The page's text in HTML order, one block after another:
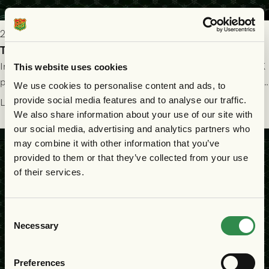
This website uses cookies
We use cookies to personalise content and ads, to
provide social media features and to analyse our traffic.
We also share information about your use of our site with
our social media, advertising and analytics partners who
may combine it with other information that you’ve
provided to them or that they’ve collected from your use
of their services.
Selection
Necessary
Preferences
2026-07-25 19:00
Truppen till GAIS - Halmstads BK 26/7
Imorgon söndag spelar GAIS herrar hemma mot Halmstads BK
på Gamla Ullevi med avspark kl 16.30! Fredrik Holmberg och
ledarstaben har tagit ut följande trupp till matchen:
Läs mer